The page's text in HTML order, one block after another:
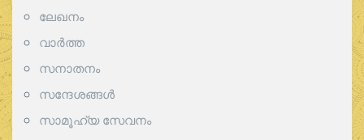
ലേഖനം
വാര്‍ത്ത
സനാതനം
സന്ദേശങ്ങൾ
സാമൂഹ്യ സേവനം